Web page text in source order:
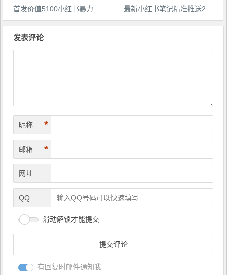
首发价值5100小红书暴力无限发布截流创业粉不屏蔽揭秘
最新小红书笔记精准推送2000+精准粉，单日导流私欲最少300【脚本+教程】
文
发表评论
昵称 *
邮箱 *
网址
QQ
滑动解锁才能提交
有回复时邮件通知我